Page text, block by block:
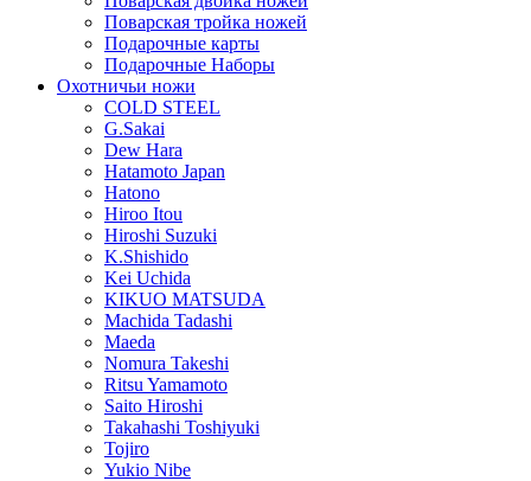
Поварская тройка ножей
Подарочные карты
Подарочные Наборы
Охотничьи ножи
COLD STEEL
G.Sakai
Dew Hara
Hatamoto Japan
Hatono
Hiroo Itou
Hiroshi Suzuki
K.Shishido
Kei Uchida
KIKUO MATSUDA
Machida Tadashi
Maeda
Nomura Takeshi
Ritsu Yamamoto
Saito Hiroshi
Takahashi Toshiyuki
Tojiro
Yukio Nibe